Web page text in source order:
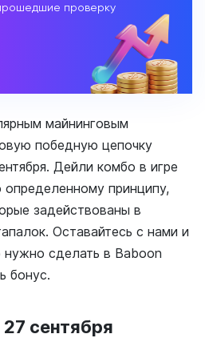
проверку
майнинговым
победную цепочку
Дейли комбо в игре
принципу,
задействованы в
Оставайтесь с нами и
нужно сделать в Baboon
бонус.
сентября